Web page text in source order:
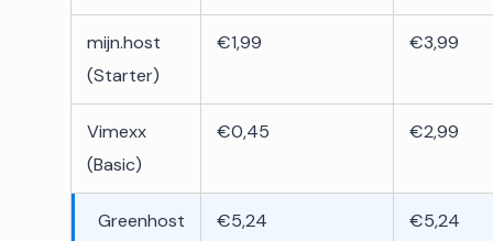
mijn.host
(Starter)
€1,99 €3,99
Vimexx
(Basic)
€0,45 €2,99
Greenhost
€5,24 €5,24